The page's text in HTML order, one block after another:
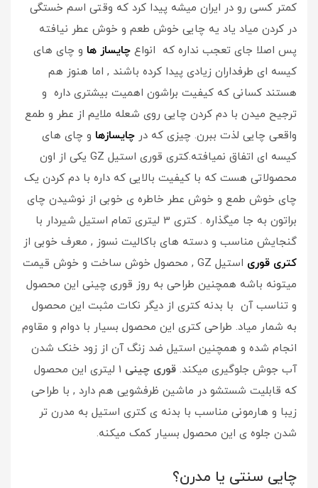
کمتر کسی رو در ایران میشه پیدا کرد که وقتی اسم خستگی
در کردن میاد یاد یه چایی خوش طعم و خوش عطر نیافته
پس اصلا جای تعجب نداره که انواع چایساز ها و چای های
کیسه ای طرفداران زیادی پیدا کرده باشند , اما هنوز هم
هستند کسانی که کیفیت براشون اهمیت بیشتری داره و
ترجیح میدن با دم کردن چایی روی شعله ملایم از عطر و طمع
واقعی چایی لذت ببرن. چیزی که در چایسازها و چای های
کیسه ای اتفاق نمیافته.کتری قوری استیل GZ یکی از اون
محصولاتی هست که با کیفیت بالایی که داره با دم کردن یک
چای خوش طمع و خوش عطر خاطره ی خوبی از نوشیدن چای
براتون به جا میگذاره . کتری 3 لیتری تمام استیل شیردار با
گنجایش مناسب و دسته های باکالیت نسوز , معرف خوبی از
کتری قوری
استیل GZ , محصول خوش ساخت و خوش قیمت
میتونه باشه همچنین طراحی به روز قوری چینی این محصول
و تناسب آن با بدنه کتری از دیگر نکات مثبت این محصول
به شمار میاد. طراحی کتری این محصول بسیار با دوام و مقاوم
انجام شده و همچنین استیل ضد زنگ آن از زود خنک شدن
آب جوش جلوگیری میکند. قوری چینی
1 لیتری این محصول
که قابلیت شستشو در ماشین ظرفشویی هم دارد , با طراحی
زیبا و هارمونی مناسب با بدنه ی کتری استیل به مدرن تر
شدن جلوه ی این محصول بسیار کمک میکنه.
چایی سنتی یا مدرن؟